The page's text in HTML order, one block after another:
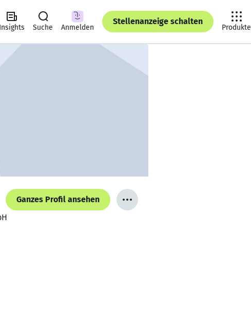
Insights Suche Anmelden
Stellenanzeige schalten
Produkte
Ganzes Profil ansehen